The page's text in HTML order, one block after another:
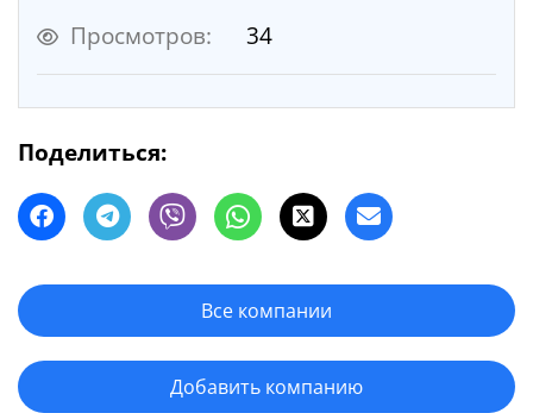
Просмотров: 34
Поделиться:
Все компании
Добавить компанию